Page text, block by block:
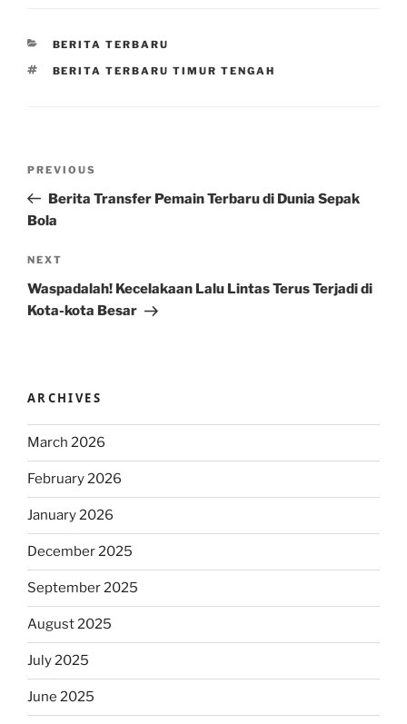
CATEGORIES
BERITA TERBARU
TAGS
BERITA TERBARU TIMUR TENGAH
Previous
Post
PREVIOUS
Berita Transfer Pemain Terbaru di Dunia Sepak
Bola
Next
Post
NEXT
Waspadalah! Kecelakaan Lalu Lintas Terus Terjadi di
Kota-kota Besar
ARCHIVES
March 2026
February 2026
January 2026
December 2025
September 2025
August 2025
July 2025
June 2025